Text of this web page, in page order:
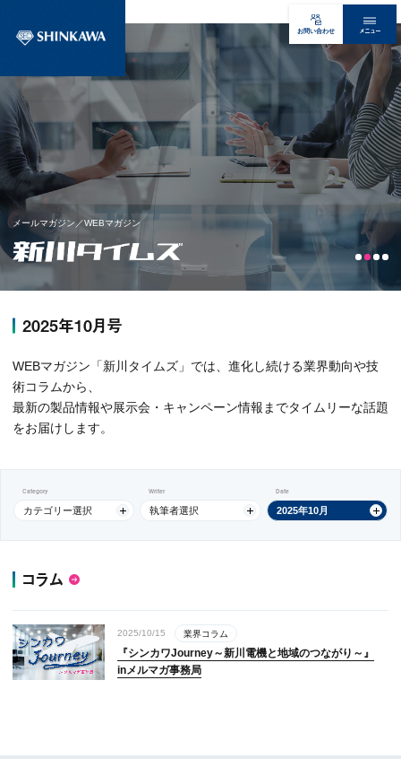
お問い合わせ メニュー
メールマガジン／WEBマガジン
2025年10月号
WEBマガジン「新川タイムズ」では、進化し続ける業界動向や技
術コラムから、
最新の製品情報や展示会・キャンペーン情報までタイムリーな話題
をお届けします。
Category
カテゴリー選択
Writer
執筆者選択
Date
2025年10月
コラム
2025/10/15 業界コラム
『シンカワJourney～新川電機と地域のつながり～』
inメルマガ事務局